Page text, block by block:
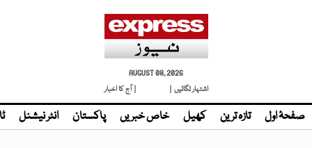
AUGUST 08, 2026
اشتہار لگائیں |
| آج کا اخبار
صفحۂ اول تازہ ترین کھیل خاص خبریں پاکستان انٹر نیشنل